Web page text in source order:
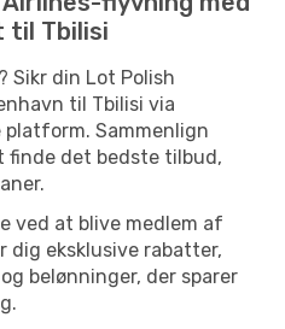
til Tbilisi
Sikr din Lot Polish
til Tbilisi via
Sammenlign
finde det bedste tilbud,
ved at blive medlem af
dig eksklusive rabatter,
belønninger, der sparer